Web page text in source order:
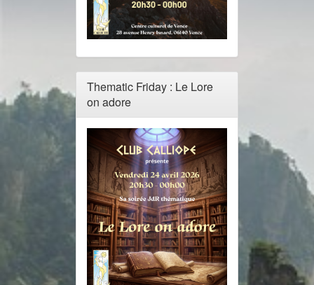
Thematic Friday : Le Lore
on adore